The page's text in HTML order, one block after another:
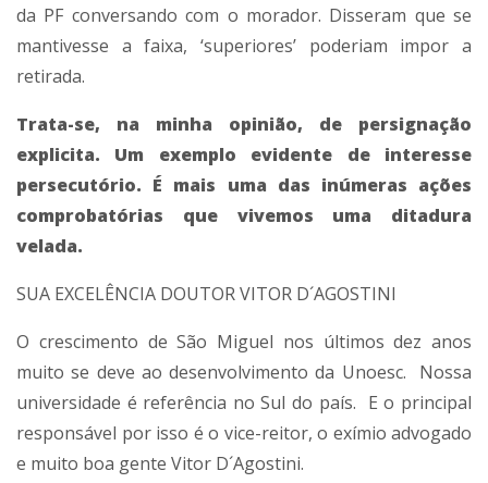
da PF conversando com o morador. Disseram que se
mantivesse a faixa, ‘superiores’ poderiam impor a
retirada.
Trata-se, na minha opinião, de persignação
explicita. Um exemplo evidente de interesse
persecutório. É mais uma das inúmeras ações
comprobatórias que vivemos uma ditadura
velada.
SUA EXCELÊNCIA DOUTOR VITOR D´AGOSTINI
O crescimento de São Miguel nos últimos dez anos
muito se deve ao desenvolvimento da Unoesc. Nossa
universidade é referência no Sul do país. E o principal
responsável por isso é o vice-reitor, o exímio advogado
e muito boa gente Vitor D´Agostini.